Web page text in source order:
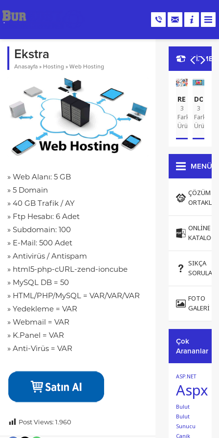
Ekstra
Anasayfa » Hosting » Web Hosting
» Web Alanı: 5 GB
» 5 Domain
» 40 GB Trafik / AY
» Ftp Hesabı: 6 Adet
» Subdomain: 100
» E-Mail: 500 Adet
» Antivirüs / Antispam
» html5-php-cURL-zend-ioncube
» MySQL DB = 50
» HTML/PHP/MySQL = VAR/VAR/VAR
» Yedekleme = VAR
» Webmail = VAR
» K.Panel = VAR
» Anti-Virüs = VAR
Post Views: 1.960
REKLAM
3
Farklı
Ürün
3
Farklı
Ürün
MENÜ
ÇÖZÜM
ONLINE
KATALOG
SIKÇA
FOTO
GALERI
Çok
Arananlar
ASP.NET
Aspx
Bulut
Bulut
Sunucu
Canik